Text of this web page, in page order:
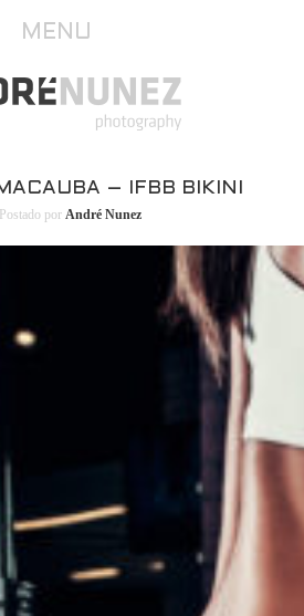
MENU
– IFBB BIKINI
Postado por André Nunez